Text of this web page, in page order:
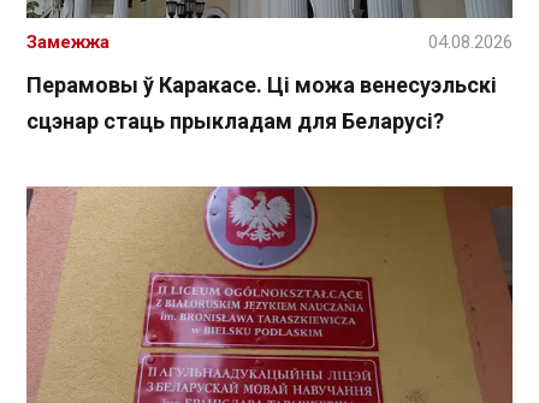
Перамовы ў Каракасе. Ці можа венесуэльскі
сцэнар стаць прыкладам для Беларусі?
Замежжа 04.08.2026